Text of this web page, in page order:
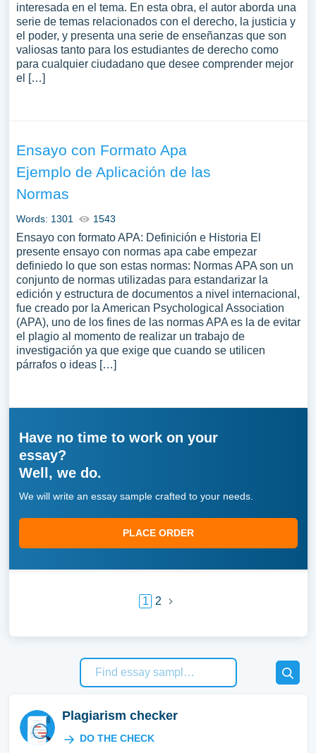
interesada en el tema. En esta obra, el autor aborda una
serie de temas relacionados con el derecho, la justicia y
el poder, y presenta una serie de enseñanzas que son
valiosas tanto para los estudiantes de derecho como
para cualquier ciudadano que desee comprender mejor
el […]
Ensayo con Formato Apa
Ejemplo de Aplicación de las
Normas
Words: 1301 1543
Ensayo con formato APA: Definición e Historia El
presente ensayo con normas apa cabe empezar
definiedo lo que son estas normas: Normas APA son un
conjunto de normas utilizadas para estandarizar la
edición y estructura de documentos a nivel internacional,
fue creado por la American Psychological Association
(APA), uno de los fines de las normas APA es la de evitar
el plagio al momento de realizar un trabajo de
investigación ya que exige que cuando se utilicen
párrafos o ideas […]
Have no time to work on your
essay?
Well, we do.
We will write an essay sample crafted to your needs.
PLACE ORDER
1 2
Plagiarism checker
DO THE CHECK